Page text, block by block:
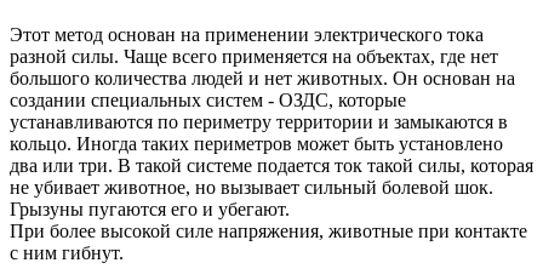
Этот метод основан на применении электрического тока
разной силы. Чаще всего применяется на объектах, где нет
большого количества людей и нет животных. Он основан на
создании специальных систем - ОЗДС, которые
устанавливаются по периметру территории и замыкаются в
кольцо. Иногда таких периметров может быть установлено
два или три. В такой системе подается ток такой силы, которая
не убивает животное, но вызывает сильный болевой шок.
Грызуны пугаются его и убегают.
При более высокой силе напряжения, животные при контакте
с ним гибнут.